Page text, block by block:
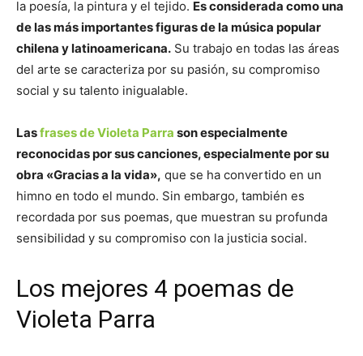
la poesía, la pintura y el tejido. Es considerada como una
de las más importantes figuras de la música popular
chilena y latinoamericana. Su trabajo en todas las áreas
del arte se caracteriza por su pasión, su compromiso
social y su talento inigualable.
Lasfrases de Violeta Parra son especialmente
reconocidas por sus canciones, especialmente por su
obra «Gracias a la vida», que se ha convertido en un
himno en todo el mundo. Sin embargo, también es
recordada por sus poemas, que muestran su profunda
sensibilidad y su compromiso con la justicia social.
Los mejores 4 poemas de
Violeta Parra